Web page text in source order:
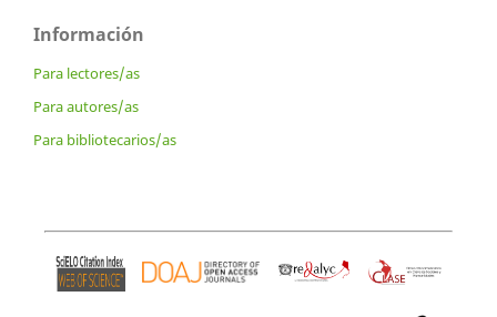
Información
Para lectores/as
Para autores/as
Para bibliotecarios/as